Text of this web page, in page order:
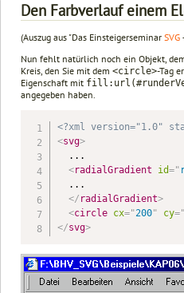
Den Farbverlauf einem
(Auszug aus "Das Einsteigerseminar SVG
Nun fehlt natürlich noch ein Objekt,
Kreis, den Sie mit dem <circle>-Tag
Eigenschaft mit
angegeben haben.
<?xml version="1.0"
<svg>
  ...
<radialGradient id="
  ...
</ radialGradient>
<circle cx="200" cy=
</svg>